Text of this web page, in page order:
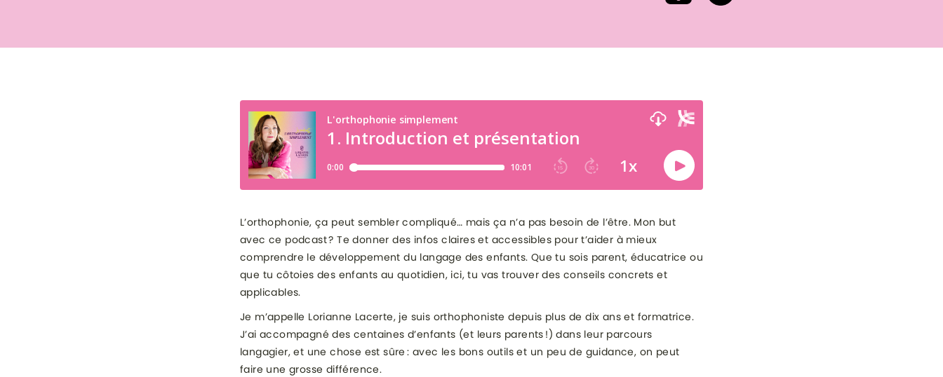
L’orthophonie, ça peut sembler compliqué… mais ça n’a pas besoin de l’être. Mon but
avec ce podcast ? Te donner des infos claires et accessibles pour t’aider à mieux
comprendre le développement du langage des enfants. Que tu sois parent, éducatrice ou
que tu côtoies des enfants au quotidien, ici, tu vas trouver des conseils concrets et
applicables.
Je m’appelle Lorianne Lacerte, je suis orthophoniste depuis plus de dix ans et formatrice.
J’ai accompagné des centaines d’enfants (et leurs parents !) dans leur parcours
langagier, et une chose est sûre : avec les bons outils et un peu de guidance, on peut
faire une grosse différence.